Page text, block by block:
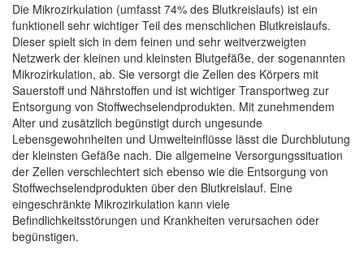
Die Mikrozirkulation (umfasst 74% des Blutkreislaufs) ist ein
funktionell sehr wichtiger Teil des menschlichen Blutkreislaufs.
Dieser spielt sich in dem feinen und sehr weitverzweigten
Netzwerk der kleinen und kleinsten Blutgefäße, der sogenannten
Mikrozirkulation, ab. Sie versorgt die Zellen des Körpers mit
Sauerstoff und Nährstoffen und ist wichtiger Transportweg zur
Entsorgung von Stoffwechselendprodukten. Mit zunehmendem
Alter und zusätzlich begünstigt durch ungesunde
Lebensgewohnheiten und Umwelteinflüsse lässt die Durchblutung
der kleinsten Gefäße nach. Die allgemeine Versorgungssituation
der Zellen verschlechtert sich ebenso wie die Entsorgung von
Stoffwechselendprodukten über den Blutkreislauf. Eine
eingeschränkte Mikrozirkulation kann viele
Befindlichkeitsstörungen und Krankheiten verursachen oder
begünstigen.